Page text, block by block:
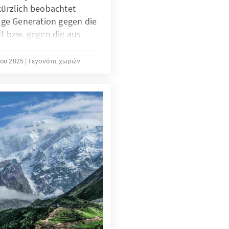
beobachtet
Generation gegen die
bzw. gegen die aus
auf, dass das
prägen das
hingegen wird in
verkörpert. Doch
statistisch erfassen?
des Landes und die
politische Klasse
anderen Ländern der
2025 Γεγονότα χωρών